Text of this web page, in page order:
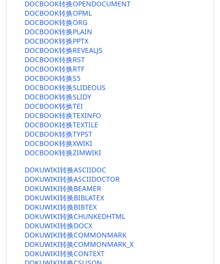
DOCBOOK转换OPENDOCUMENT
DOCBOOK转换OPML
DOCBOOK转换ORG
DOCBOOK转换PLAIN
DOCBOOK转换PPTX
DOCBOOK转换REVEALJS
DOCBOOK转换RST
DOCBOOK转换RTF
DOCBOOK转换S5
DOCBOOK转换SLIDEOUS
DOCBOOK转换SLIDY
DOCBOOK转换TEI
DOCBOOK转换TEXINFO
DOCBOOK转换TEXTILE
DOCBOOK转换TYPST
DOCBOOK转换XWIKI
DOCBOOK转换ZIMWIKI
DOKUWIKI转换ASCIIDOC
DOKUWIKI转换ASCIIDOCTOR
DOKUWIKI转换BEAMER
DOKUWIKI转换BIBLATEX
DOKUWIKI转换BIBTEX
DOKUWIKI转换CHUNKEDHTML
DOKUWIKI转换DOCX
DOKUWIKI转换COMMONMARK
DOKUWIKI转换COMMONMARK_X
DOKUWIKI转换CONTEXT